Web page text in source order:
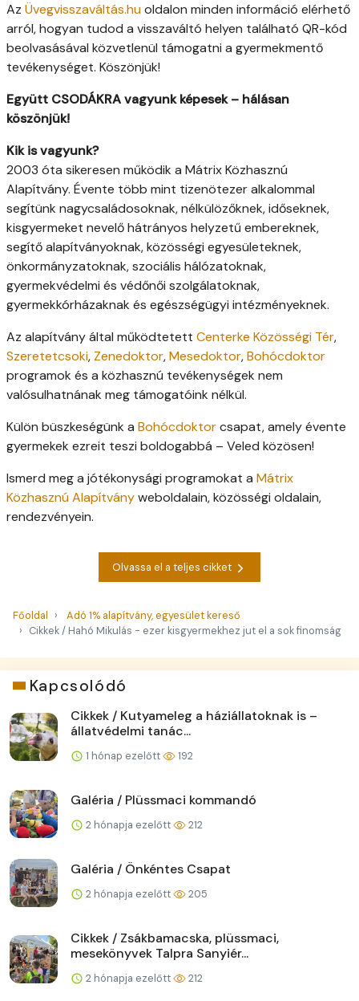
Az Üvegvisszaváltás.huoldalon minden információ elérhető
arról, hogyan tudod a visszaváltó helyen található QR-kód
beolvasásával közvetlenül támogatni a gyermekmentő
tevékenységet. Köszönjük!
Együtt CSODÁKRA vagyunk képesek – hálásan
köszönjük!
Kik is vagyunk?
2003 óta sikeresen működik a Mátrix Közhasznú
Alapítvány. Évente több mint tizenötezer alkalommal
segítünk nagycsaládosoknak, nélkülözőknek, időseknek,
kisgyermeket nevelő hátrányos helyzetű embereknek,
segítő alapítványoknak, közösségi egyesületeknek,
önkormányzatoknak, szociális hálózatoknak,
gyermekvédelmi és védőnői szolgálatoknak,
gyermekkórházaknak és egészségügyi intézményeknek.
Az alapítvány által működtetett Centerke Közösségi Tér,
Szeretetcsoki, Zenedoktor,Mesedoktor,Bohócdoktor
programok és a közhasznú tevékenységek nem
valósulhatnának meg támogatóink nélkül.
Külön büszkeségünk a Bohócdoktorcsapat, amely évente
gyermekek ezreit teszi boldogabbá – Veled közösen!
Ismerd meg a jótékonysági programokat a Mátrix
Közhasznú Alapítványweboldalain, közösségi oldalain,
rendezvényein.
Olvassa el a teljes cikket
Főoldal
Adó 1% alapítvány, egyesület kereső
Cikkek / Hahó Mikulás - ezer kisgyermekhez jut el a sok finomság
Kapcsolódó
Cikkek / Kutyameleg a háziállatoknak is –
állatvédelmi tanác...
1 hónap ezelőtt 192
Galéria / Plüssmaci kommandó
2 hónapja ezelőtt 212
Galéria / Önkéntes Csapat
2 hónapja ezelőtt 205
Cikkek / Zsákbamacska, plüssmaci,
mesekönyvek Talpra Sanyiér...
2 hónapja ezelőtt 212